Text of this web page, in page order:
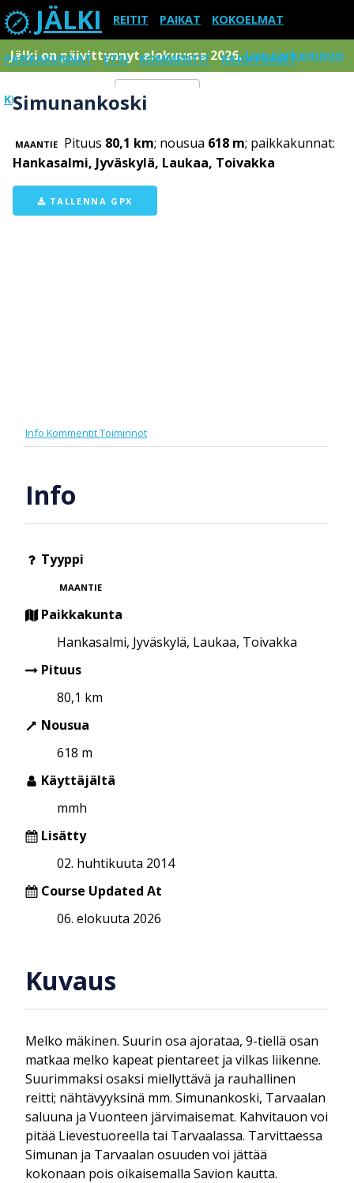
JÄLKI REITIT PAIKAT KOKOELMAT
PAIKKAKUNNAT ETSI KOMMENTIT RAJOITUKSET
KIRJAUDU SISÄÄN Menu
Jälki on päivittynnyt elokuussa 2026.Lue tarkemmin
Simunankoski
MAANTIE Pituus 80,1 km; nousua 618 m; paikkakunnat:
Hankasalmi, Jyväskylä, Laukaa, Toivakka
TALLENNA GPX
Info KommentitToiminnot
Info
Tyyppi
MAANTIE
Paikkakunta
Hankasalmi, Jyväskylä, Laukaa, Toivakka
Pituus
80,1 km
Nousua
618 m
Käyttäjältä
mmh
Lisätty
02. huhtikuuta 2014
Course Updated At
06. elokuuta 2026
Kuvaus
Melko mäkinen. Suurin osa ajorataa, 9-tiellä osan
matkaa melko kapeat pientareet ja vilkas liikenne.
Suurimmaksi osaksi miellyttävä ja rauhallinen
reitti; nähtävyyksinä mm. Simunankoski, Tarvaalan
saluuna ja Vuonteen järvimaisemat. Kahvitauon voi
pitää Lievestuoreella tai Tarvaalassa. Tarvittaessa
Simunan ja Tarvaalan osuuden voi jättää
kokonaan pois oikaisemalla Savion kautta.